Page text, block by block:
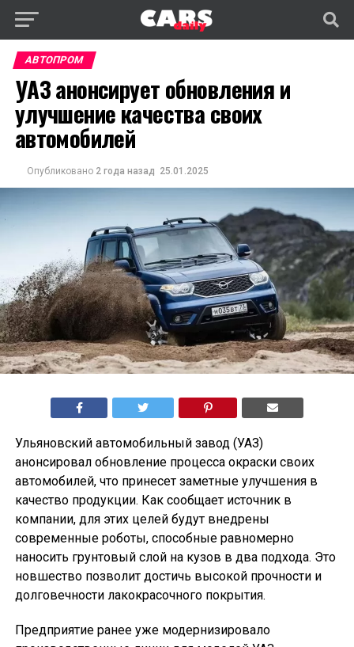
АВТОПРОМ
УАЗ анонсирует обновления и
улучшение качества своих
автомобилей
Опубликовано 2 года назад 25.01.2025
Ульяновский автомобильный завод (УАЗ)
анонсировал обновление процесса окраски своих
автомобилей, что принесет заметные улучшения в
качество продукции. Как сообщает источник в
компании, для этих целей будут внедрены
современные роботы, способные равномерно
наносить грунтовый слой на кузов в два подхода. Это
новшество позволит достичь высокой прочности и
долговечности лакокрасочного покрытия.
Предприятие ранее уже модернизировало